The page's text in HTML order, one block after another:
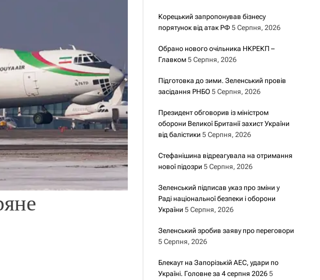
Корецький запропонував бізнесу
порятунок від атак РФ 5 Серпня, 2026
Обрано нового очільника НКРЕКП –
Главком 5 Серпня, 2026
Підготовка до зими. Зеленський провів
засідання РНБО 5 Серпня, 2026
Президент обговорив із міністром
оборони Великої Британії захист України
від балістики 5 Серпня, 2026
Стефанішина відреагувала на отримання
нової підозри 5 Серпня, 2026
Зеленський підписав указ про зміни у
Раді національної безпеки і оборони
України 5 Серпня, 2026
Зеленський зробив заяву про переговори
5 Серпня, 2026
Блекаут на Запорізькій АЕС, удари по
Україні. Головне за 4 серпня 2026 5